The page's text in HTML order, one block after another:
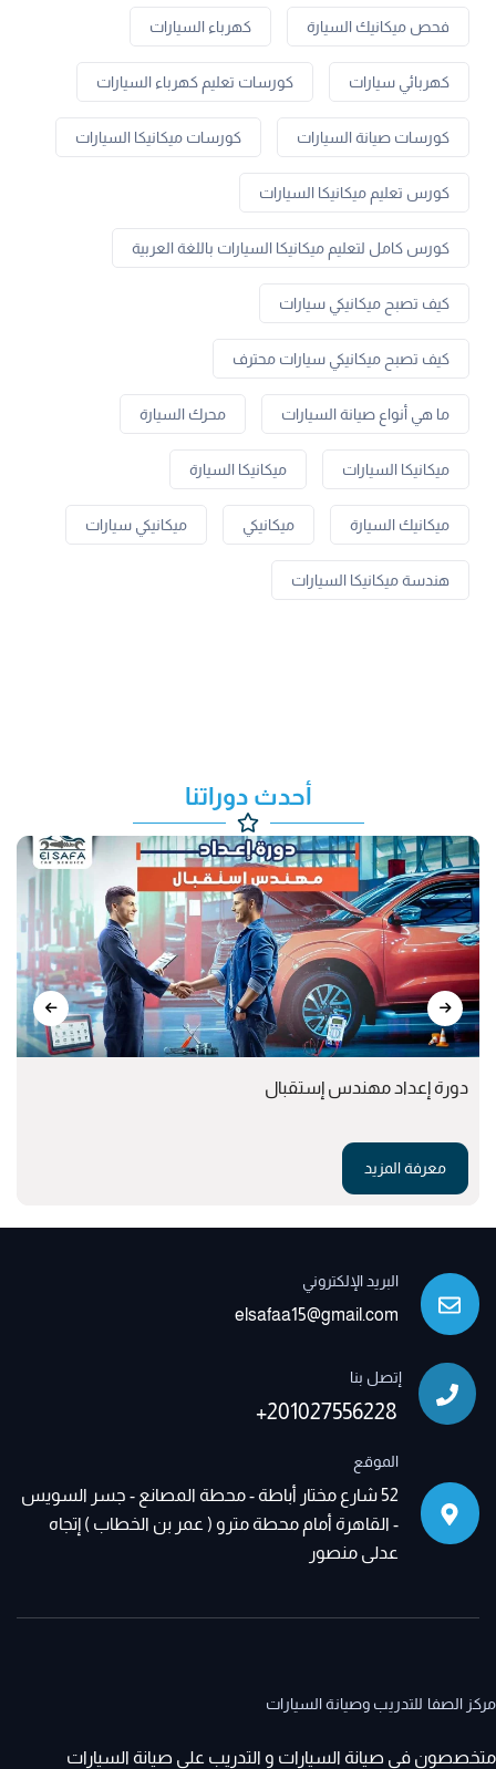
فحص ميكانيك السيارة كهرباء السيارات
كهربائي سيارات كورسات تعليم كهرباء السيارات
كورسات صيانة السيارات كورسات ميكانيكا السيارات
كورس تعليم ميكانيكا السيارات
كورس كامل لتعليم ميكانيكا السيارات باللغة العربية
كيف تصبح ميكانيكي سيارات
كيف تصبح ميكانيكي سيارات محترف
ما هي أنواع صيانة السيارات محرك السيارة
ميكانيكا السيارات ميكانيكا السيارة
ميكانيك السيارة ميكانيكي ميكانيكي سيارات
هندسة ميكانيكا السيارات
أحدث دوراتنا
دورة إعداد مهندس إستقبال
معرفة المزيد
البريد الإلكتروني
elsafaa15@gmail.com
إتصل بنا
+201027556228
الموقع
52 شارع مختار أباطة - محطة المصانع - جسر السويس
- القاهرة أمام محطة مترو ( عمر بن الخطاب ) إتجاه
عدلى منصور
مركز الصفا للتدريب وصيانة السيارات
متخصصون فى صيانة السيارات و التدريب على صيانة السيارات